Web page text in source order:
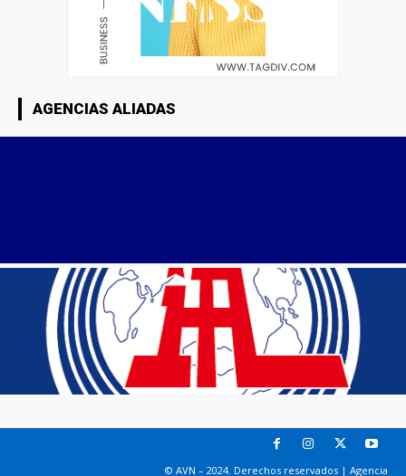
AGENCIAS ALIADAS
© AVN – 2024. Derechos reservados | Agencia